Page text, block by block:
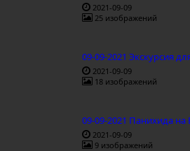
2021-09-09
25 изображений
09-09-2021 Экскурсия
2021-09-09
18 изображений
09-09-2021 Панихида на
2021-09-09
9 изображений